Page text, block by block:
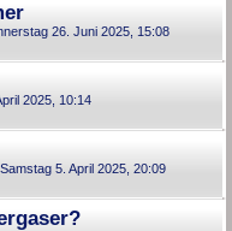
26. Juni 2025, 15:08
2025, 10:14
Samstag 5. April 2025, 20:09